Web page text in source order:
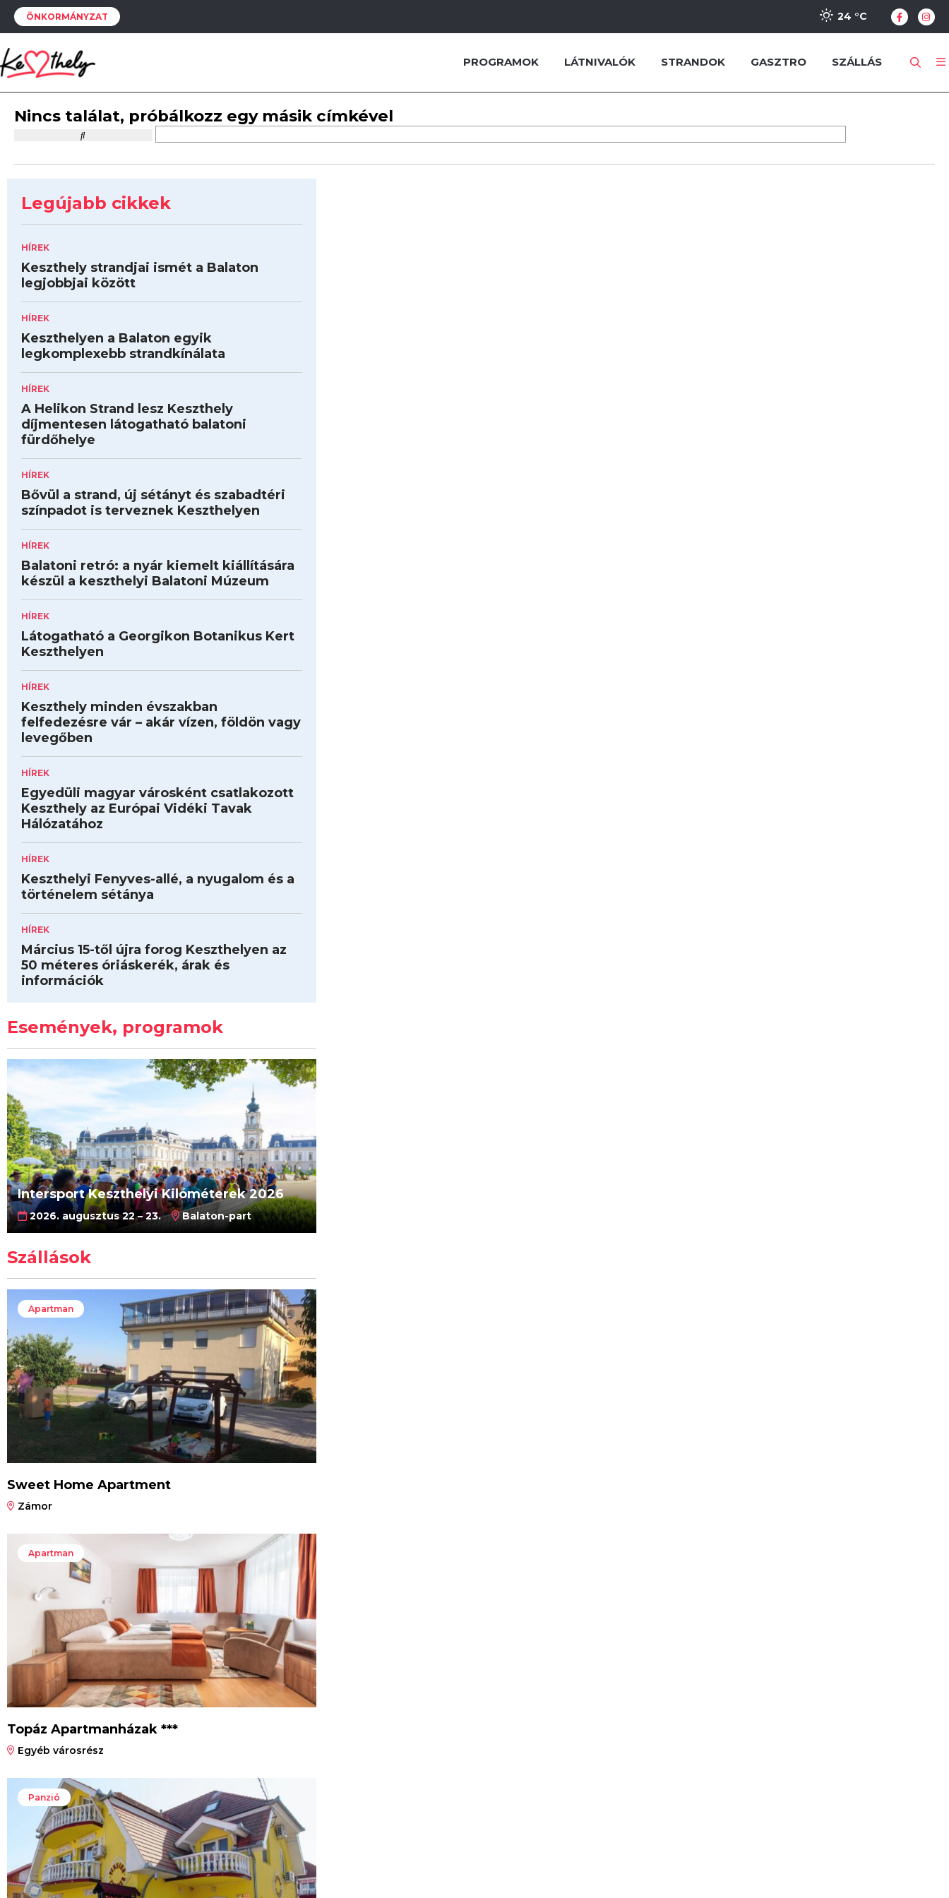
ÖNKORMÁNYZAT 24 °C
PROGRAMOK LÁTNIVALÓK STRANDOK GASZTRO SZÁLLÁS
Nincs találat, próbálkozz egy másik címkével
Legújabb cikkek
HÍREK
Keszthely strandjai ismét a Balaton
legjobbjai között
HÍREK
Keszthelyen a Balaton egyik
legkomplexebb strandkínálata
HÍREK
A Helikon Strand lesz Keszthely
díjmentesen látogatható balatoni
fürdőhelye
HÍREK
Bővül a strand, új sétányt és szabadtéri
színpadot is terveznek Keszthelyen
HÍREK
Balatoni retró: a nyár kiemelt kiállítására
készül a keszthelyi Balatoni Múzeum
HÍREK
Látogatható a Georgikon Botanikus Kert
Keszthelyen
HÍREK
Keszthely minden évszakban
felfedezésre vár – akár vízen, földön vagy
levegőben
HÍREK
Egyedüli magyar városként csatlakozott
Keszthely az Európai Vidéki Tavak
Hálózatához
HÍREK
Keszthelyi Fenyves-allé, a nyugalom és a
történelem sétánya
HÍREK
Március 15-től újra forog Keszthelyen az
50 méteres óriáskerék, árak és
információk
Események, programok
Intersport Keszthelyi Kilóméterek 2026
2026. augusztus 22 – 23. Balaton-part
Szállások
Apartman
Sweet Home Apartment
Zámor
Apartman
Topáz Apartmanházak ***
Egyéb városrész
Panzió